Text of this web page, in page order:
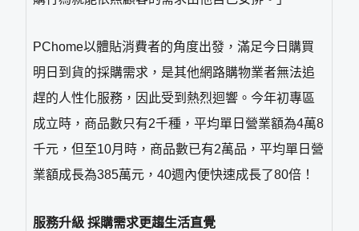
PChome以體貼消費者的角度出發，滿足今日購買
明日到貨的採購需求，是其他網路購物業者無法追
趕的人性化服務，因此受到熱烈迴響。今年初專區
成立時，商品數只有2千種，平均單日營業額為4萬8
千元，但至10月時，商品數已有2萬品，平均單日營
業額成長為385萬元，40週內便快速成長了80倍！
服務升級 採購需求更趨生活直覺